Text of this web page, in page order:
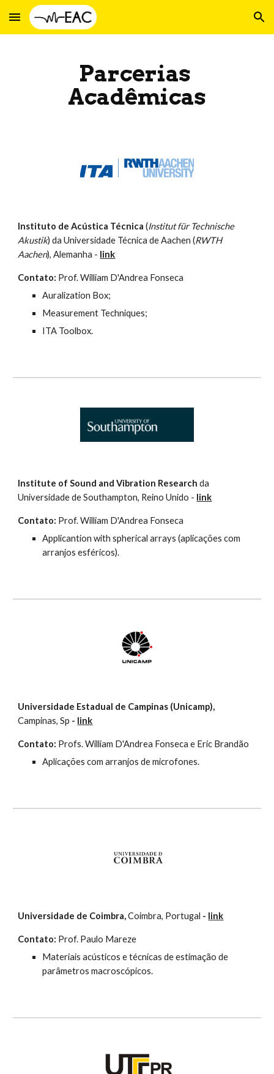
Skip to main content Skip to navigation
Parcerias
Acadêmicas
Instituto de Acústica Técnica (Institut für Technische
Akustik) da Universidade Técnica de Aachen (RWTH
Aachen), Alemanha - link
Contato: Prof. William D'Andrea Fonseca
Auralization Box;
Measurement Techniques;
ITA Toolbox.
Institute of Sound and Vibration Research da
Universidade de Southampton, Reino Unido - link
Contato: Prof. William D'Andrea Fonseca
Applicantion with spherical arrays (aplicações com
arranjos esféricos).
Universidade Estadual de Campinas (Unicamp),
Campinas, Sp - link
Contato: Profs. William D'Andrea Fonseca e Eric Brandão
Aplicações com arranjos de microfones.
Universidade de Coimbra, Coimbra, Portugal - link
Contato: Prof. Paulo Mareze
Materiais acústicos e técnicas de estimação de
parâmetros macroscópicos.